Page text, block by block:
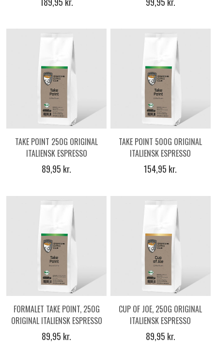
TAKE POINT 250G ORIGINAL
ITALIENSK ESPRESSO
KAFFEBØNNER
89,95 kr.
TAKE POINT 500G ORIGINAL
ITALIENSK ESPRESSO
KAFFEBØNNER
154,95 kr.
FORMALET TAKE POINT, 250G
ORIGINAL ITALIENSK ESPRESSO
KAFFE
89,95 kr.
CUP OF JOE, 250G ORIGINAL
ITALIENSK ESPRESSO
KAFFEBØNNER
89,95 kr.